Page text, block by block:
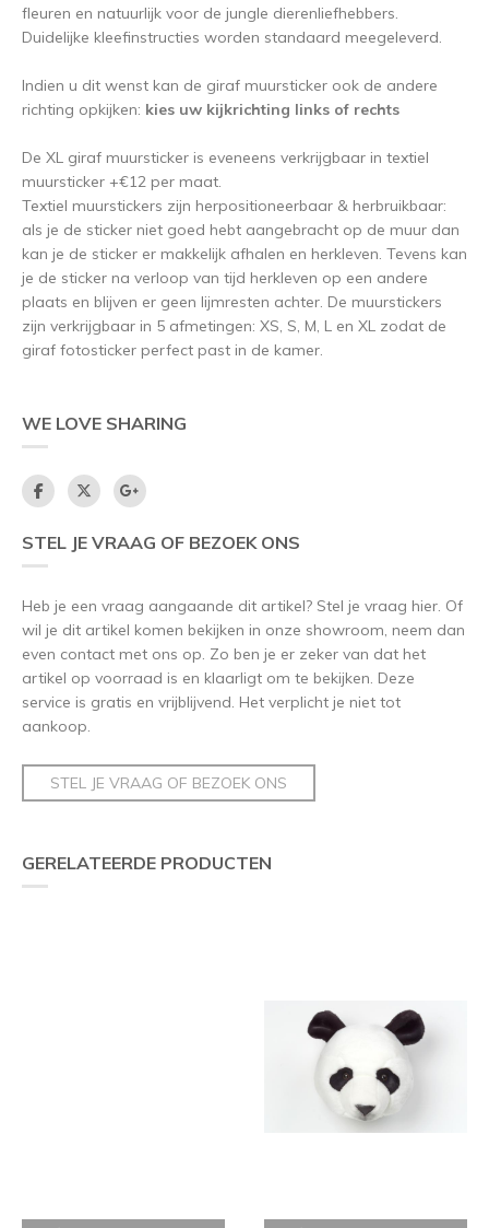
fleuren en natuurlijk voor de jungle dierenliefhebbers.
Duidelijke kleefinstructies worden standaard meegeleverd.
Indien u dit wenst kan de giraf muursticker ook de andere
richting opkijken: kies uw kijkrichting links of rechts
De XL giraf muursticker is eveneens verkrijgbaar in textiel
muursticker +€12 per maat.
Textiel muurstickers zijn herpositioneerbaar & herbruikbaar:
als je de sticker niet goed hebt aangebracht op de muur dan
kan je de sticker er makkelijk afhalen en herkleven. Tevens kan
je de sticker na verloop van tijd herkleven op een andere
plaats en blijven er geen lijmresten achter. De muurstickers
zijn verkrijgbaar in 5 afmetingen: XS, S, M, L en XL zodat de
giraf fotosticker perfect past in de kamer.
WE LOVE SHARING
STEL JE VRAAG OF BEZOEK ONS
Heb je een vraag aangaande dit artikel? Stel je vraag hier. Of
wil je dit artikel komen bekijken in onze showroom, neem dan
even contact met ons op. Zo ben je er zeker van dat het
artikel op voorraad is en klaarligt om te bekijken. Deze
service is gratis en vrijblijvend. Het verplicht je niet tot
aankoop.
STEL JE VRAAG OF BEZOEK ONS
GERELATEERDE PRODUCTEN